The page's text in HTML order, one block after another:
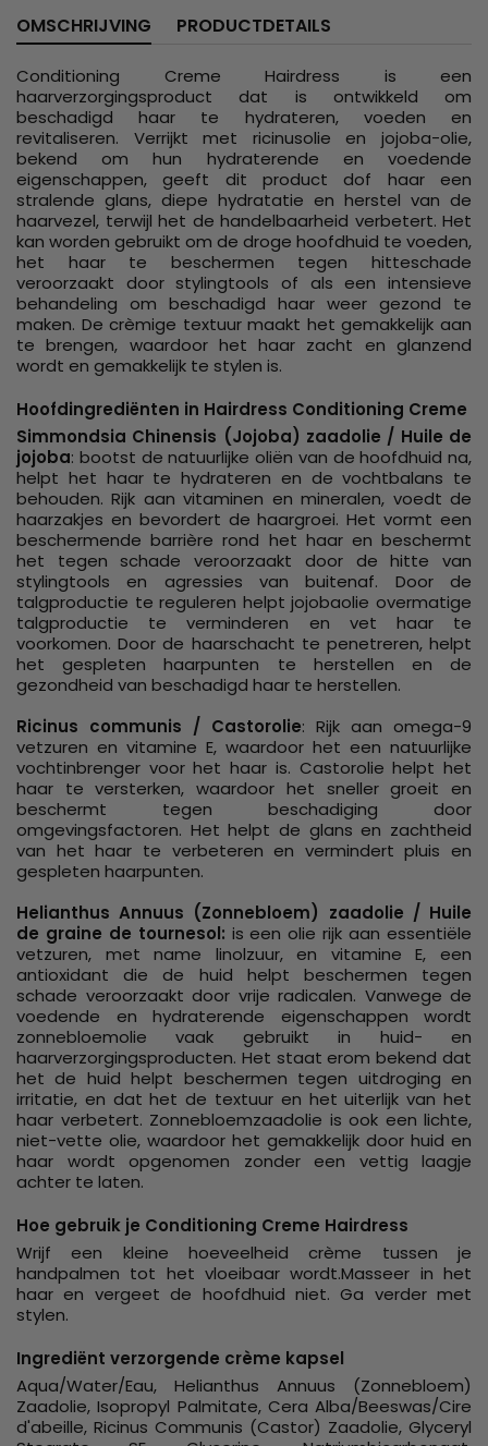
OMSCHRIJVING PRODUCTDETAILS
Conditioning Creme Hairdress is een
haarverzorgingsproduct dat is ontwikkeld om
beschadigd haar te hydrateren, voeden en
revitaliseren. Verrijkt met ricinusolie en jojoba-olie,
bekend om hun hydraterende en voedende
eigenschappen, geeft dit product dof haar een
stralende glans, diepe hydratatie en herstel van de
haarvezel, terwijl het de handelbaarheid verbetert. Het
kan worden gebruikt om de droge hoofdhuid te voeden,
het haar te beschermen tegen hitteschade
veroorzaakt door stylingtools of als een intensieve
behandeling om beschadigd haar weer gezond te
maken. De crèmige textuur maakt het gemakkelijk aan
te brengen, waardoor het haar zacht en glanzend
wordt en gemakkelijk te stylen is.
Hoofdingrediënten in Hairdress Conditioning Creme
Simmondsia Chinensis (Jojoba) zaadolie / Huile de
jojoba: bootst de natuurlijke oliën van de hoofdhuid na,
helpt het haar te hydrateren en de vochtbalans te
behouden. Rijk aan vitaminen en mineralen, voedt de
haarzakjes en bevordert de haargroei. Het vormt een
beschermende barrière rond het haar en beschermt
het tegen schade veroorzaakt door de hitte van
stylingtools en agressies van buitenaf. Door de
talgproductie te reguleren helpt jojobaolie overmatige
talgproductie te verminderen en vet haar te
voorkomen. Door de haarschacht te penetreren, helpt
het gespleten haarpunten te herstellen en de
gezondheid van beschadigd haar te herstellen.
Ricinus communis / Castorolie: Rijk aan omega-9
vetzuren en vitamine E, waardoor het een natuurlijke
vochtinbrenger voor het haar is. Castorolie helpt het
haar te versterken, waardoor het sneller groeit en
beschermt tegen beschadiging door
omgevingsfactoren. Het helpt de glans en zachtheid
van het haar te verbeteren en vermindert pluis en
gespleten haarpunten.
Helianthus Annuus (Zonnebloem) zaadolie / Huile
de graine de tournesol: is een olie rijk aan essentiële
vetzuren, met name linolzuur, en vitamine E, een
antioxidant die de huid helpt beschermen tegen
schade veroorzaakt door vrije radicalen. Vanwege de
voedende en hydraterende eigenschappen wordt
zonnebloemolie vaak gebruikt in huid- en
haarverzorgingsproducten. Het staat erom bekend dat
het de huid helpt beschermen tegen uitdroging en
irritatie, en dat het de textuur en het uiterlijk van het
haar verbetert. Zonnebloemzaadolie is ook een lichte,
niet-vette olie, waardoor het gemakkelijk door huid en
haar wordt opgenomen zonder een vettig laagje
achter te laten.
Hoe gebruik je Conditioning Creme Hairdress
Wrijf een kleine hoeveelheid crème tussen je
handpalmen tot het vloeibaar wordt.Masseer in het
haar en vergeet de hoofdhuid niet. Ga verder met
stylen.
Ingrediënt verzorgende crème kapsel
Aqua/Water/Eau, Helianthus Annuus (Zonnebloem)
Zaadolie, Isopropyl Palmitate, Cera Alba/Beeswas/Cire
d'abeille, Ricinus Communis (Castor) Zaadolie, Glyceryl